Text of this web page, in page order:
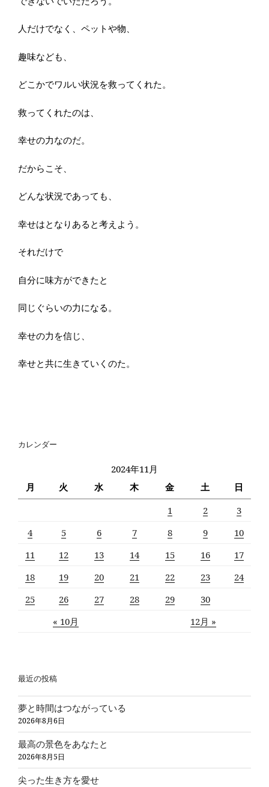
人だけでなく、ペットや物、
趣味なども、
どこかでワルい状況を救ってくれた。
救ってくれたのは、
幸せの力なのだ。
だからこそ、
どんな状況であっても、
幸せはとなりあると考えよう。
それだけで
自分に味方ができたと
同じぐらいの力になる。
幸せの力を信じ、
幸せと共に生きていくのた。
カレンダー
2024年11月
月
火 水 木 金 土 日
« 10月 12月 »
1 2
3
4
5 6 7 8 9
10
11
12 13 14 15 16
17
18
19 20 21 22 23
24
25
26 27 28 29 30
最近の投稿
夢と時間はつながっている
2026年8月6日
最高の景色をあなたと
2026年8月5日
尖った生き方を愛せ